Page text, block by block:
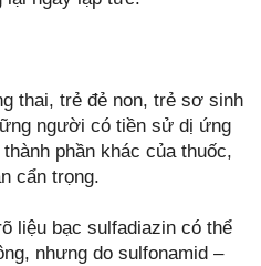
thai, trẻ đẻ non, trẻ sơ sinh
người có tiền sử dị ứng
phần khác của thuốc,
cẩn trọng.
liệu bạc sulfadiazin có thể
nhưng do sulfonamid –